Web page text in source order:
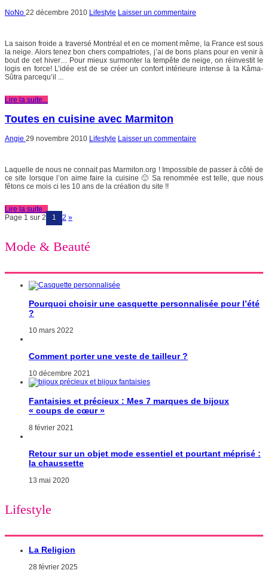
NoNo 22 décembre 2010 Lifestyle Laisser un commentaire
La saison froide a traversé Montréal et en ce moment même, la France est sous
la neige. Alors tenez bon chers compatriotes, j’ai de bons plans pour en venir à
bout de cet hiver… Pour mieux surmonter la tempête de neige, on réinvestit le
logis en force! L’idée est de se créer un confort intérieure intense à la Kâma-
Sûtra parcequ’il ...
Lire la suite...
Toutes en cuisine avec Marmiton
Angie 29 novembre 2010 Lifestyle Laisser un commentaire
Laquelle de nous ne connait pas Marmiton.org ! Impossible de passer à côté de
ce site lorsque l’on aime faire la cuisine 🙂 Sa renommée est telle, que nous
fêtons ce mois ci les 10 ans de la création du site !!
Lire la suite...
Page 1 sur 2
1 2 »
Mode & Beauté
Pourquoi choisir une casquette personnalisée pour l’été
?
10 mars 2022
Comment porter une veste de tailleur ?
10 décembre 2021
Fantaisies et précieux : Mes 7 marques de bijoux
« coups de cœur »
8 février 2021
Retour sur un objet mode essentiel et pourtant méprisé :
la chaussette
13 mai 2020
Lifestyle
La Religion
28 février 2025